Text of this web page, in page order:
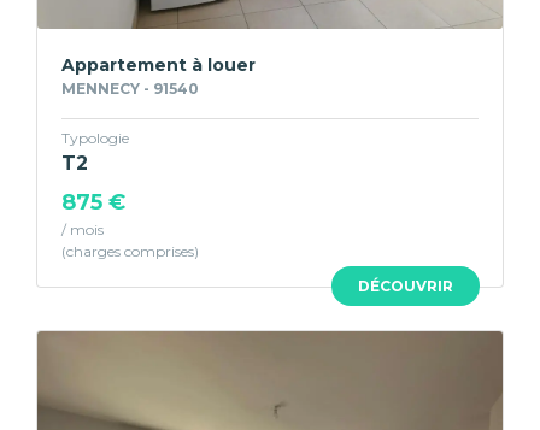
DÉCOUVRIR
Appartement à louer
MENNECY - 91540
Typologie
T2
875 €
/ mois